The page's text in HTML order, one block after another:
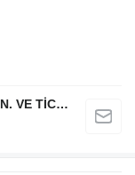
DURMUŞ ÖZGÜL OTOMOTİV İTH. İHR. SAN. VE TİC. A.Ş